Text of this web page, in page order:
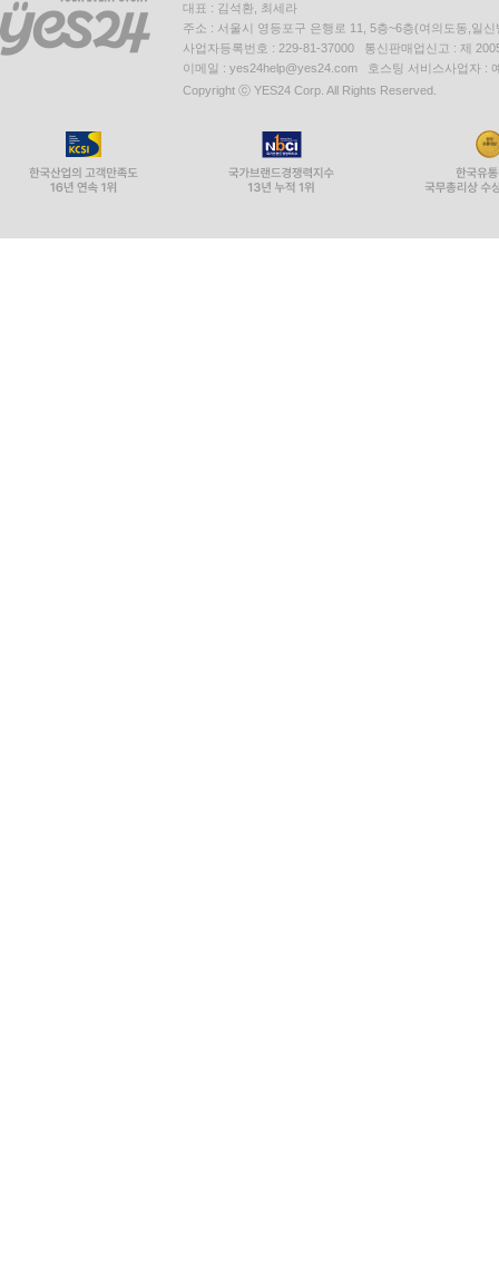
대표 : 김석환, 최세라
주소 : 서울시 영등포구 은행로 11, 5층~6층(여의도동,일신
사업자등록번호 : 229-81-37000 통신판매업신고 : 제
이메일 : yes24help@yes24.com 호스팅 서비스사업자 :
Copyright ⓒ YES24 Corp. All Rights Reserved.